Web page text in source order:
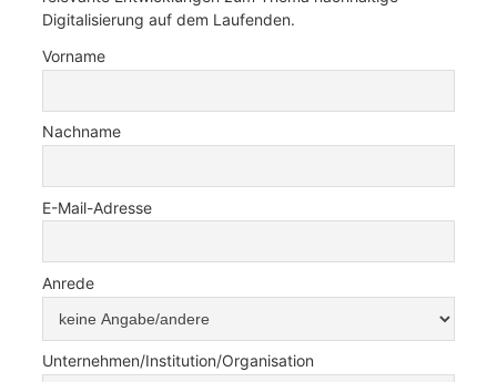
Digitalisierung auf dem Laufenden.
Vorname
Nachname
E-Mail-Adresse
Anrede
Unternehmen/Institution/Organisation